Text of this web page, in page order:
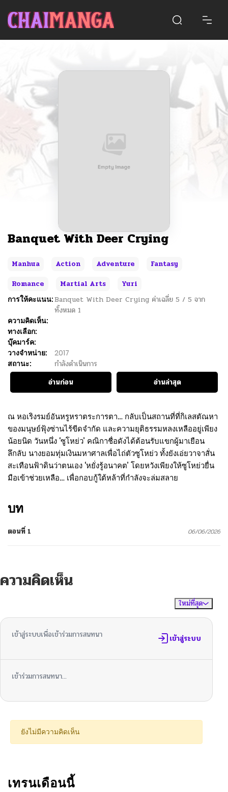
Banquet With Deer Crying
Manhua Action Adventure
Fantasy
Romance
Martial Arts
Yuri
การให้คะแนน:Banquet With Deer Crying ค่าเฉลี่ย 5 / 5 จาก
ทั้งหมด 1
ความคิดเห็น:
ทางเลือก:
บุ๊คมาร์ค:
วางจำหน่าย:
2017
สถานะ:
กำลังดำเนินการ
อ่านก่อน
อ่านล่าสุด
ณ หอเริงรมย์อันหรูหราตระการตา… กลับเป็นสถานที่ที่กิเลสตัณหา
ของมนุษย์ฟุ้งซ่านไร้ขีดจำกัด และความยุติธรรมหลงเหลืออยู่เพียง
น้อยนิด วันหนึ่ง ‘ซูโหย่ว’ คณิกาชื่อดังได้ต้อนรับแขกผู้มาเยือน
ลึกลับ นางยอมทุ่มเงินมหาศาลเพื่อไถ่ตัวซูโหย่ว ทั้งยังเอ่ยวาจาสั่น
สะเทือนฟ้าดินว่าตนเอง ‘หยั่งรู้อนาคต’ โดยหวังเพียงให้ซูโหย่วยื่น
มือเข้าช่วยเหลือ… เพื่อกอบกู้ใต้หล้าที่กำลังจะล่มสลาย
บท
ตอนที่ 1 06/06/2026
ความคิดเห็น
ใหม่ที่สุด
เข้าสู่ระบบเพื่อเข้าร่วมการสนทนา เข้าสู่ระบบ
เข้าร่วมการสนทนา...
ยังไม่มีความคิดเห็น
เทรนเดือนนี้